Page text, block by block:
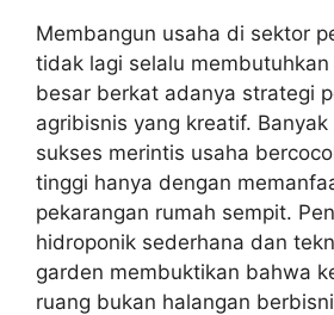
Membangun usaha di sektor
tidak lagi selalu
besar berkat adanya strategi
agribisnis yang kreatif.
sukses merintis usaha
tinggi hanya dengan
pekarangan rumah sempit.
hidroponik sederhana dan
garden membuktikan bahwa
ruang bukan halangan